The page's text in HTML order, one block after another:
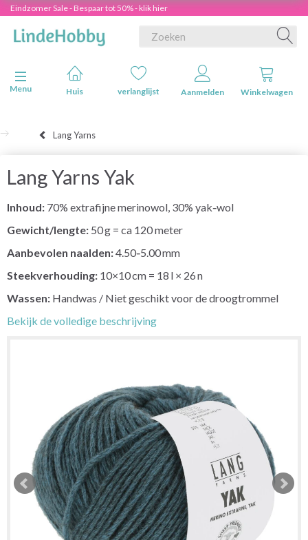
Eindzomer Sale - Bespaar tot 50% - klik hier
Navigatie in-/uitschakelen
Menu
Huis verlanglijst Aanmelden Winkelwagen
Lang Yarns
Lang Yarns Yak
Inhoud: 70% extrafijne merinowol, 30% yak‑wol
Gewicht/lengte: 50 g = ca 120 meter
Aanbevolen naalden:4.50‑5.00 mm
Steekverhouding: 10×10 cm = 18 l × 26 n
Wassen: Handwas / Niet geschikt voor de droogtrommel
Bekijk de volledige beschrijving